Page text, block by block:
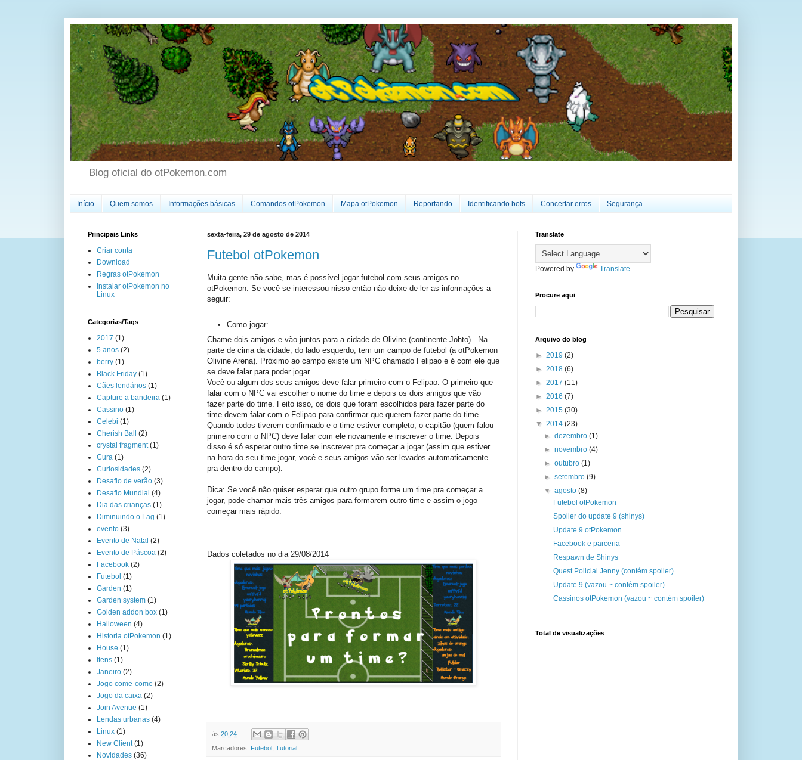
Blog oficial do otPokemon.com
Início Quem somos Informações básicas Comandos otPokemon Mapa otPokemon Reportando Identificando bots Concertar erros Segurança
sexta-feira, 29 de agosto de 2014
Futebol otPokemon
Muita gente não sabe, mas é possível jogar futebol com seus amigos no
otPokemon. Se você se interessou nisso então não deixe de ler as informações a
seguir:
Como jogar:
Chame dois amigos e vão juntos para a cidade de Olivine (continente Johto). Na
parte de cima da cidade, do lado esquerdo, tem um campo de futebol (a otPokemon
Olivine Arena). Próximo ao campo existe um NPC chamado Felipao e é com ele que
se deve falar para poder jogar.
Você ou algum dos seus amigos deve falar primeiro com o Felipao. O primeiro que
falar com o NPC vai escolher o nome do time e depois os dois amigos que vão
fazer parte do time. Feito isso, os dois que foram escolhidos para fazer parte do
time devem falar com o Felipao para confirmar que querem fazer parte do time.
Quando todos tiverem confirmado e o time estiver completo, o capitão (quem falou
primeiro com o NPC) deve falar com ele novamente e inscrever o time. Depois
disso é só esperar outro time se inscrever pra começar a jogar (assim que estiver
na hora do seu time jogar, você e seus amigos vão ser levados automaticamente
pra dentro do campo).
Dica: Se você não quiser esperar que outro grupo forme um time pra começar a
jogar, pode chamar mais três amigos para formarem outro time e assim o jogo
começar mais rápido.
Dados coletados no dia 29/08/2014
às 20:24
Marcadores: Futebol Tutorial
Principais Links
Criar conta
Download
Regras otPokemon
Instalar otPokemon no
Linux
Categorias/Tags
2017 (1)
5 anos (2)
berry (1)
Black Friday (1)
Cães lendários (1)
Capture a bandeira (1)
Cassino (1)
Celebi (1)
Cherish Ball (2)
crystal fragment (1)
Cura (1)
Curiosidades (2)
Desafio de verão (3)
Desafio Mundial (4)
Dia das crianças (1)
Diminuindo o Lag (1)
evento (3)
Evento de Natal (2)
Evento de Páscoa (2)
Facebook (2)
Futebol (1)
Garden (1)
Garden system (1)
Golden addon box (1)
Halloween (4)
Historia otPokemon (1)
House (1)
Itens (1)
Janeiro (2)
Jogo come-come (2)
Jogo da caixa (2)
Join Avenue (1)
Lendas urbanas (4)
Linux (1)
New Client (1)
Novidades (36)
Translate
Powered by Translate
Procure aqui
Arquivo do blog
► 2019 (2)
► 2018 (6)
► 2017 (11)
► 2016 (7)
► 2015 (30)
▼ 2014 (23)
►dezembro(1)
►novembro(4)
►outubro(1)
►setembro(9)
▼agosto(8)
Futebol otPokemon
Spoiler do update 9 (shinys)
Update 9 otPokemon
Facebook e parceria
Respawn de Shinys
Quest Policial Jenny (contém spoiler)
Update 9 (vazou ~ contém spoiler)
Cassinos otPokemon (vazou ~ contém spoiler)
Total de visualizações